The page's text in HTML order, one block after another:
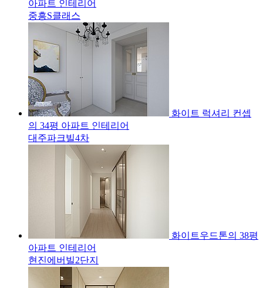
아파트 인테리어
중흥S클래스
화이트 럭셔리 컨셉
의 34평 아파트 인테리어
대주파크빌4차
화이트우드톤의 38평
아파트 인테리어
현진에버빌2단지